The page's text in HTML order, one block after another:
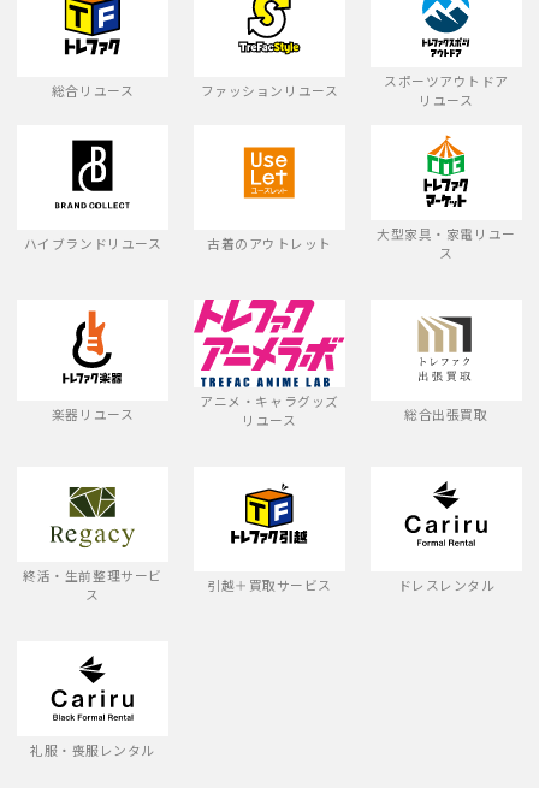
総合リユース ファッションリユース
スポーツアウトドア
リユース
ハイブランドリユース 古着のアウトレット
大型家具・家電リユー
ス
楽器リユース
アニメ・キャラグッズ
リユース
総合出張買取
終活・生前整理サービ
ス
引越＋買取サービス ドレスレンタル
礼服・喪服レンタル